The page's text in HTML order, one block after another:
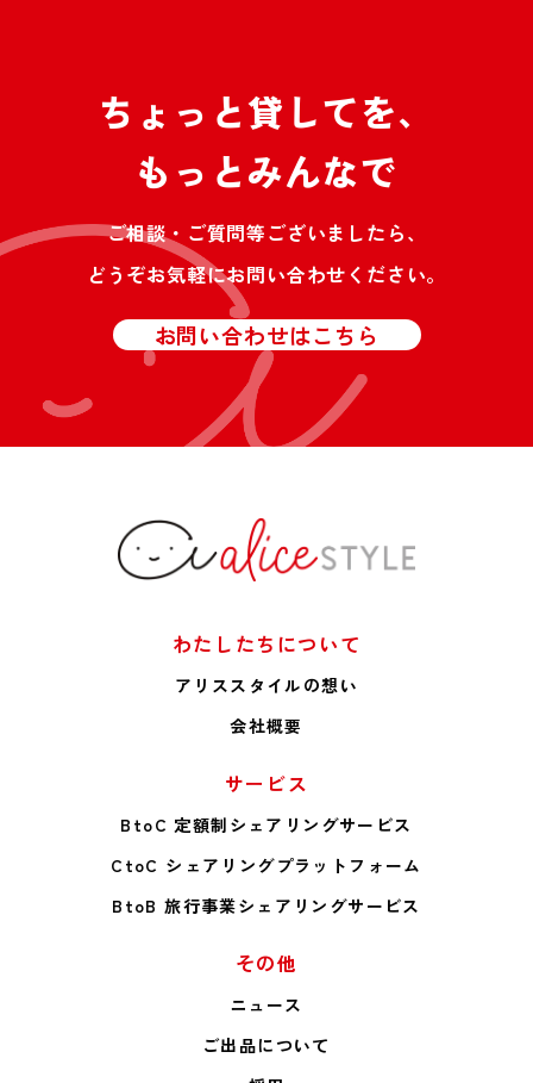
ちょっと貸してを、
もっとみんなで
ご相談・ご質問等ございましたら、
どうぞお気軽にお問い合わせください。
お問い合わせはこちら
わたしたちについて
アリススタイルの想い
会社概要
サービス
BtoC 定額制シェアリングサービス
CtoC シェアリングプラットフォーム
BtoB 旅行事業シェアリングサービス
その他
ニュース
ご出品について